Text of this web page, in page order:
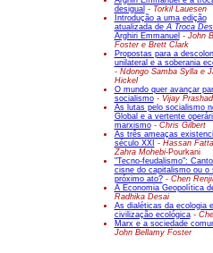
desigual - Torkil Lauesen
Introdução a uma edição
atualizada deA Troca
Arghiri Emmanuel - John
Foster e Brett Clark
Propostas para a
unilateral e a soberania
- Ndongo Samba Sylla e
Hickel
O mundo quer avançar
socialismo- Vijay Prashad
As lutas pelo socialismo
Global e a vertente
marxismo- Chris Gilbert
As três ameaças
século XXI - Hassan
Zahra Mohebi-Pourkani
"Tecno-feudalismo":
cisne do capitalismo ou o
próximo ato? - Chen
A Economia Geopolítica
Radhika Desai
As dialéticas da ecologia
civilização ecológica -
Marx e a sociedade
John Bellamy Foster